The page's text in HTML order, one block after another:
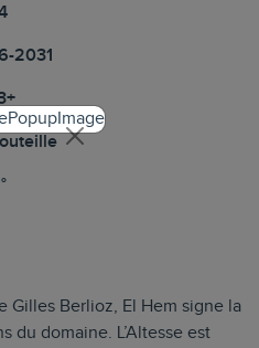
2031
Gilles Berlioz, El Hem signe la
du domaine. L’Altesse est